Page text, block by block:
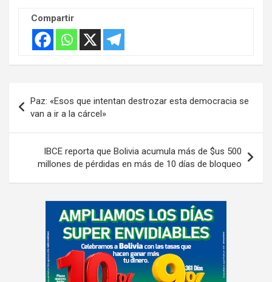
Compartir
de
entradas
Paz: «Esos que intentan destrozar esta democracia se
van a ir a la cárcel»
IBCE reporta que Bolivia acumula más de $us 500
millones de pérdidas en más de 10 días de bloqueo